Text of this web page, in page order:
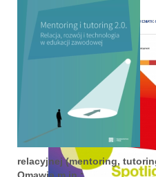
relacyjnej (mentoring,